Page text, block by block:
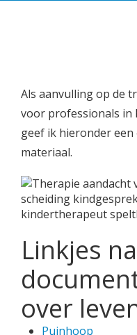
Als aanvulling op de
voor professionals in
geef ik hieronder
materiaal.
Linkjes
over
Puinhoop